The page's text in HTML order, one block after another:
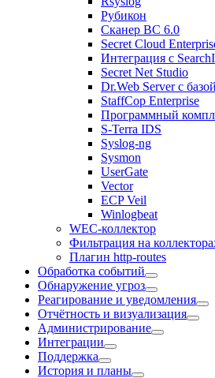
Рубикон
Сканер ВС 6.0
Secret Cloud
Интеграция с
Secret Net Studio
Dr.Web Server с
StaffCop Enterprise
Программный
S-Terra IDS
Syslog-ng
Sysmon
UserGate
Vector
ECP Veil
Winlogbeat
WEC-коллектор
Фильтрация на
Плагин http-routes
Обработка событий
Обнаружение угроз
Реагирование и уведомления
Отчётность и визуализация
Администрирование
Интеграции
Поддержка
История и планы